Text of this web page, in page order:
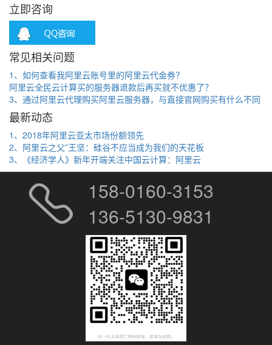
立即咨询
常见相关问题
1、如何查看我阿里云账号里的阿里云代金券？
阿里云全民云计算买的服务器退款后再买就不优惠了？
3、通过阿里云代理购买阿里云服务器，与直接官网购买有什么不同
最新动态
1、2018年阿里云亚太市场份额领先
2、阿里云之父”王坚：硅谷不应当成为我们的天花板
3、《经济学人》新年开端关注中国云计算：阿里云
158-0160-3153
136-5130-9831